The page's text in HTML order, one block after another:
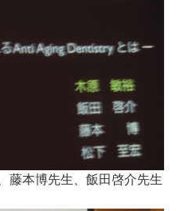
藤本博先生、飯田啓介先生